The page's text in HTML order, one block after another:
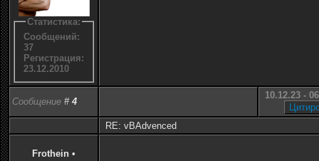
Статистика:
Сообщений:
37
Регистрация:
23.12.2010
Сообщение # 4
10.12.23 -
RE: vBAdvenced
Frothein •